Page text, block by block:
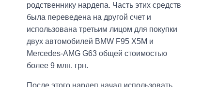
родственнику нардепа. Часть этих средств
была переведена на другой счет и
использована третьим лицом для покупки
двух автомобилей BMW F95 X5M и
Mercedes-AMG G63 общей стоимостью
более 9 млн. грн.